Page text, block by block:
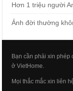
Hơn 1 triệu người
Ảnh đời thường
Bạn cần phải xin phép
ở VietHome.
Mọi thắc mắc xin liên